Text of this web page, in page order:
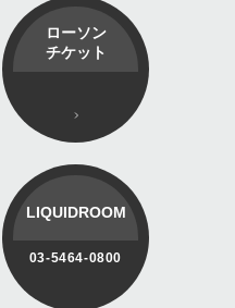
ローソン
チケット
LIQUIDROOM
03-5464-0800